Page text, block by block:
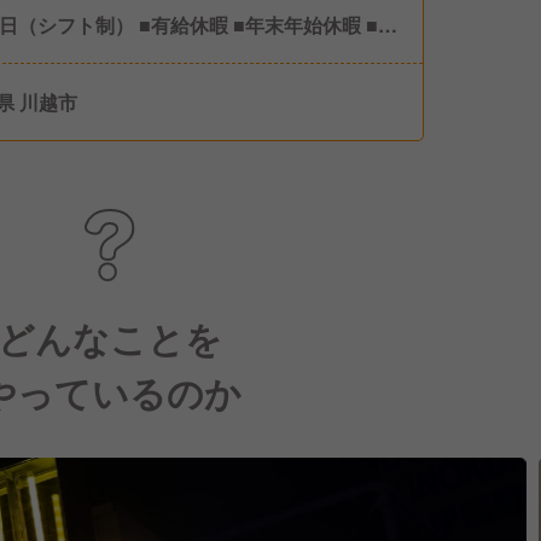
制） ■有給休暇 ■年末年始休暇 ■慶
川越市
んなことを
っているのか